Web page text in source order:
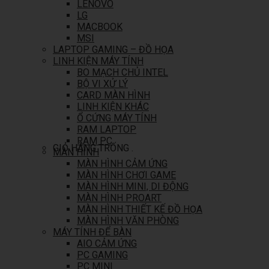
GIỎ HÀNG TRỐNG .
LENOVO
LG
MACBOOK
MSI
LAPTOP GAMING – ĐỒ HỌA
LINH KIỆN MÁY TÍNH
BO MẠCH CHỦ INTEL
BỘ VI XỬ LÝ
CARD MÀN HÌNH
LINH KIỆN KHÁC
Ổ CỨNG MÁY TÍNH
RAM LAPTOP
RAM PC
MÀN HÌNH
MÀN HÌNH CẢM ỨNG
MÀN HÌNH CHƠI GAME
MÀN HÌNH MINI, DI ĐỘNG
MÀN HÌNH PROART
MÀN HÌNH THIẾT KẾ ĐỒ HỌA
MÀN HÌNH VĂN PHÒNG
MÁY TÍNH ĐỂ BÀN
AIO CẢM ỨNG
PC GAMING
PC MINI